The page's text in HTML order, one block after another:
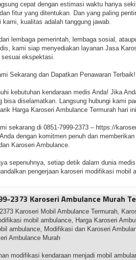
cepat dengan estimasi waktu hanya
fitur yang ditentukan. Dan yang paling
kami, kualitas adalah tanggung jawab.
lembaga pemerintah, lembaga sosial,
kami siap menyediakan layanan Jasa
ekspektasi.
Sekarang dan Dapatkan Penawaran Terbaik!
kebutuhan kendaraan medis Anda! Jika
bisa diselamatkan. Langsung hubungi kami
Harga Karoseri Ambulance Termurah hari
sekarang di 0851-7999-2373 – https://
dengan komitmen penuh dan
Karoseri Ambulance.
sepenuhnya, setiap detik dalam dunia
pengerjaan karoseri modifikasi mobil
2373 Karoseri Ambulance Murah
Karoseri Mobil Ambulance Termurah,
mobil ambulance, Harga Karoseri
ambulance, Modifikasi dan Karoseri
Ambulance Murah
modifikasi kendaraan menjadi mobil